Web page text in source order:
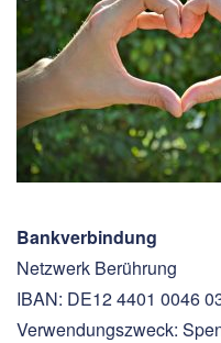
Bankverbindung
Netzwerk Berührung
IBAN: DE12 4401 0046
Verwendungszweck: